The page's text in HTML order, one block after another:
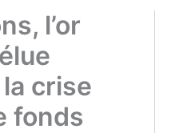
l’or
crise
fonds